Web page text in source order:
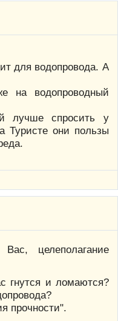
для водопровода. А
на водопроводный
лучше спросить у
Туристе они пользы
целеполагание
гнутся и ломаются?
прочности".